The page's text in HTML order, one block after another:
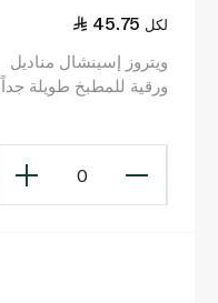
45.75 لكل
ويتروز إسينشال مناديل
ورقية للمطبخ طويلة جداً
0